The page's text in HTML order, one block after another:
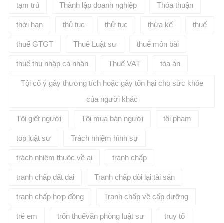
tạm trú Thành lập doanh nghiệp Thỏa thuận
thời hạn thủ tục thử tục thừa kế thuế
thuế GTGT Thuê Luật sư thuế môn bài
thuế thu nhập cá nhân Thuế VAT tòa án
Tội cố ý gây thương tích hoặc gây tổn hại cho sức khỏe
của người khác
Tội giết người Tội mua bán người tội phạm
top luật sư Trách nhiệm hình sự
trách nhiệm thuộc về ai tranh chấp
tranh chấp đất đai Tranh chấp đòi lại tài sản
tranh chấp hợp đồng Tranh chấp về cấp dưỡng
trẻ em trốn thuếvăn phòng luật sư truy tố